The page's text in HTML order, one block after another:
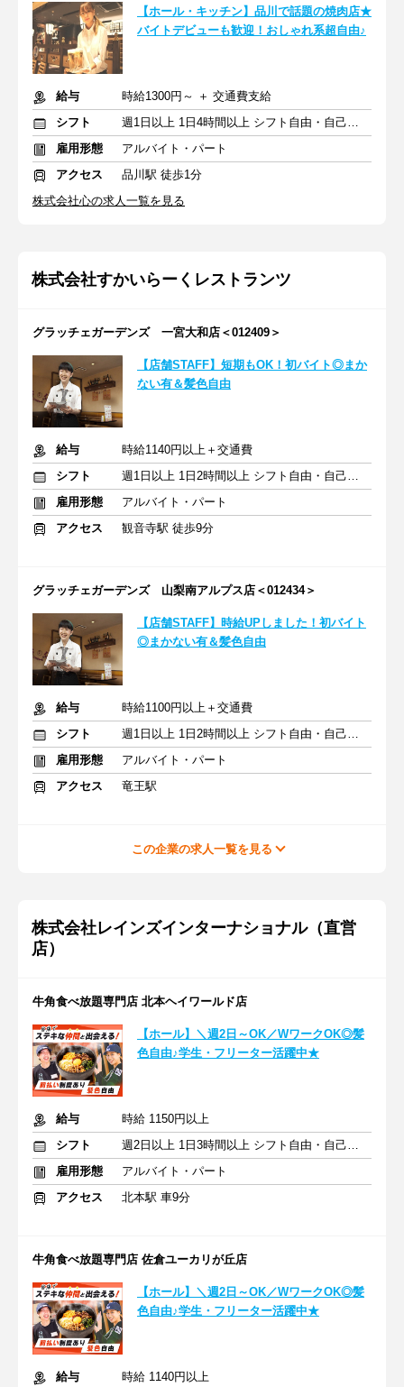
【ホール・キッチン】品川で話題の焼肉店★
バイトデビューも歓迎！おしゃれ系超自由♪
給与
時給1300円～ ＋ 交通費支給
シフト
週1日以上 1日4時間以上 シフト自由・自己申告
雇用形態
アルバイト・パート
アクセス
品川駅 徒歩1分
株式会社心の求人一覧を見る
株式会社すかいらーくレストランツ
グラッチェガーデンズ 一宮大和店＜012409＞
【店舗STAFF】短期もOK！初バイト◎まか
ない有＆髪色自由
給与
時給1140円以上＋交通費
シフト
週1日以上 1日2時間以上 シフト自由・自己申告
雇用形態
アルバイト・パート
アクセス
観音寺駅 徒歩9分
グラッチェガーデンズ 山梨南アルプス店＜012434＞
【店舗STAFF】時給UPしました！初バイト
◎まかない有＆髪色自由
給与
時給1100円以上＋交通費
シフト
週1日以上 1日2時間以上 シフト自由・自己申告
雇用形態
アルバイト・パート
アクセス
竜王駅
この企業の求人一覧を見る
株式会社レインズインターナショナル（直営
店）
牛角食べ放題専門店 北本ヘイワールド店
【ホール】＼週2日～OK／WワークOK◎髪
色自由♪学生・フリーター活躍中★
給与
時給 1150円以上
シフト
週2日以上 1日3時間以上 シフト自由・自己申告
雇用形態
アルバイト・パート
アクセス
北本駅 車9分
牛角食べ放題専門店 佐倉ユーカリが丘店
【ホール】＼週2日～OK／WワークOK◎髪
色自由♪学生・フリーター活躍中★
給与
時給 1140円以上